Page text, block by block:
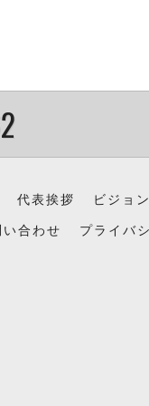
代表挨拶 ビジョン
い合わせ プライバ